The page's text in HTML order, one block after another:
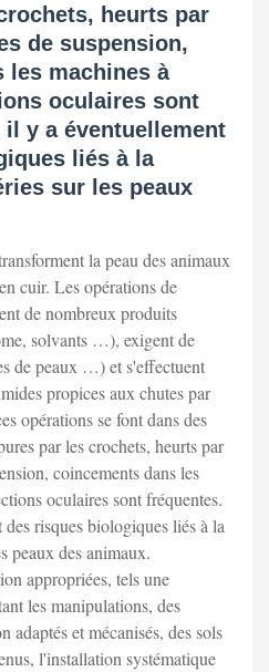
heurts par
de suspension,
les machines à
oculaires sont
y a éventuellement
liés à la
sur les peaux
la peau des animaux
cuir. Les opérations de
de nombreux produits
solvants …), exigent de
de peaux …) et s'effectuent
propices aux chutes par
opérations se font dans des
par les crochets, heurts par
coincements dans les
oculaires sont fréquentes.
risques biologiques liés à la
peaux des animaux.
appropriées, tels une
les manipulations, des
adaptés et mécanisés, des sols
l'installation systématique